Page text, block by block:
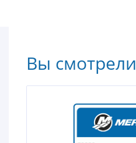
Вы смотрели